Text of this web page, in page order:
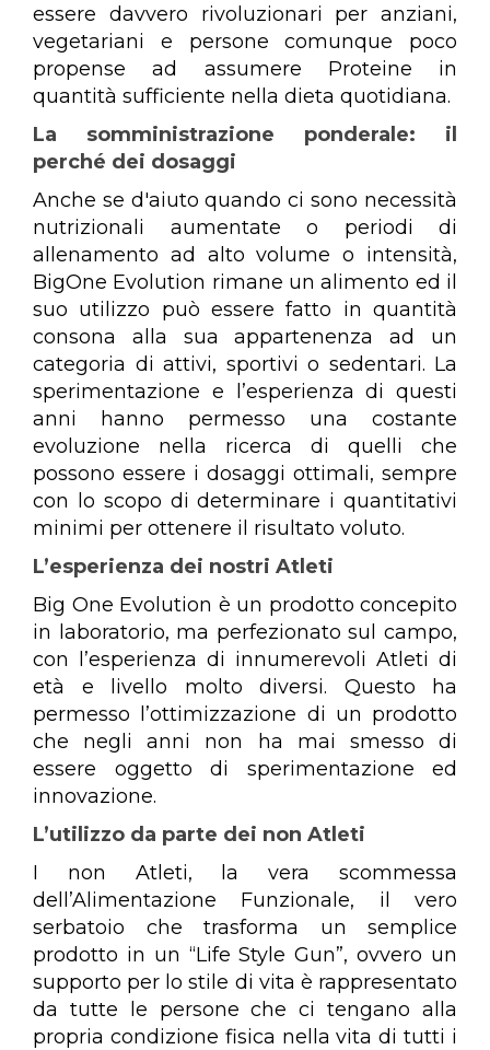
essere davvero rivoluzionari per anziani,
vegetariani e persone comunque poco
propense ad assumere Proteine in
quantità sufficiente nella dieta quotidiana.
La somministrazione ponderale: il
perché dei dosaggi
Anche se d'aiuto quando ci sono necessità
nutrizionali aumentate o periodi di
allenamento ad alto volume o intensità,
BigOne Evolution rimane un alimento ed il
suo utilizzo può essere fatto in quantità
consona alla sua appartenenza ad un
categoria di attivi, sportivi o sedentari. La
sperimentazione e l’esperienza di questi
anni hanno permesso una costante
evoluzione nella ricerca di quelli che
possono essere i dosaggi ottimali, sempre
con lo scopo di determinare i quantitativi
minimi per ottenere il risultato voluto.
L’esperienza dei nostri Atleti
Big One Evolution è un prodotto concepito
in laboratorio, ma perfezionato sul campo,
con l’esperienza di innumerevoli Atleti di
età e livello molto diversi. Questo ha
permesso l’ottimizzazione di un prodotto
che negli anni non ha mai smesso di
essere oggetto di sperimentazione ed
innovazione.
L’utilizzo da parte dei non Atleti
I non Atleti, la vera scommessa
dell’Alimentazione Funzionale, il vero
serbatoio che trasforma un semplice
prodotto in un “Life Style Gun”, ovvero un
supporto per lo stile di vita è rappresentato
da tutte le persone che ci tengano alla
propria condizione fisica nella vita di tutti i